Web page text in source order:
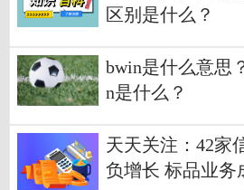
区别是什么？
bwin是什么意思
n是什么？
天天关注：42家
负增长 标品业务